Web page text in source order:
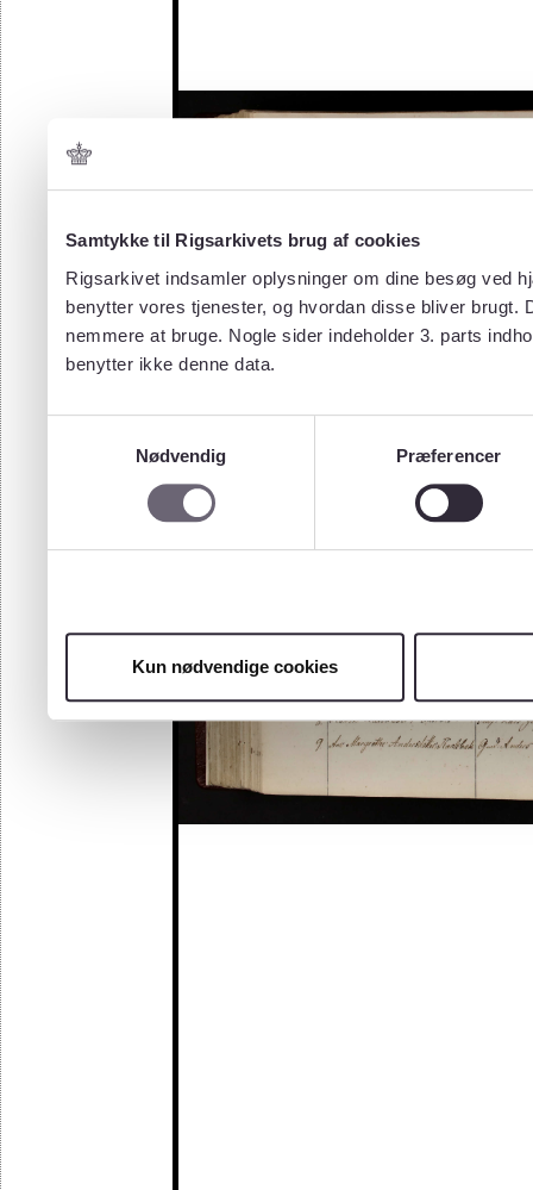
Samtykke til Rigsarkivets brug af cookies
Rigsarkivet indsamler oplysninger om dine besøg ved
benytter vores tjenester, og hvordan disse bliver
nemmere at bruge. Nogle sider indeholder 3. parts
benytter ikke denne data.
Nødvendig
Præferencer
Kun nødvendige cookies